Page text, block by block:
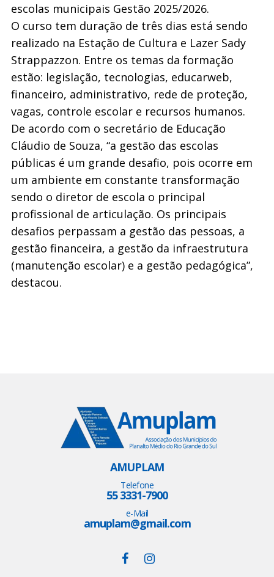
escolas municipais Gestão 2025/2026.
O curso tem duração de três dias está sendo
realizado na Estação de Cultura e Lazer Sady
Strappazzon. Entre os temas da formação
estão: legislação, tecnologias, educarweb,
financeiro, administrativo, rede de proteção,
vagas, controle escolar e recursos humanos.
De acordo com o secretário de Educação
Cláudio de Souza, “a gestão das escolas
públicas é um grande desafio, pois ocorre em
um ambiente em constante transformação
sendo o diretor de escola o principal
profissional de articulação. Os principais
desafios perpassam a gestão das pessoas, a
gestão financeira, a gestão da infraestrutura
(manutenção escolar) e a gestão pedagógica”,
destacou.
AMUPLAM
Telefone
55 3331-7900
e-Mail
amuplam@gmail.com